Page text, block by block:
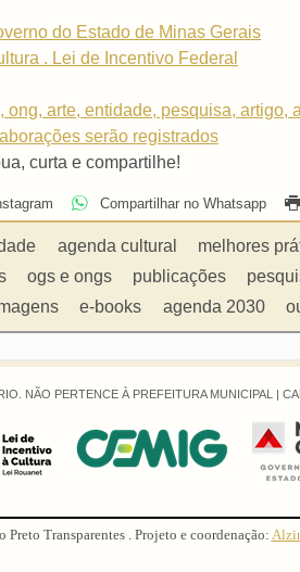
do Estado de Minas Gerais
. Lei de Incentivo Federal
arte, entidade, pesquisa, artigo,
serão registrados
curta e compartilhe!
Compartilhar no Whatsapp
agenda cultural melhores
ogs e ongs publicações
e-books agenda 2030
NÃO PERTENCE À PREFEITURA MUNICIPAL |
Preto Transparentes . Projeto e coordenação: